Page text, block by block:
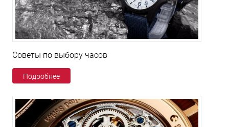
Советы по выбору часов
Подробнее